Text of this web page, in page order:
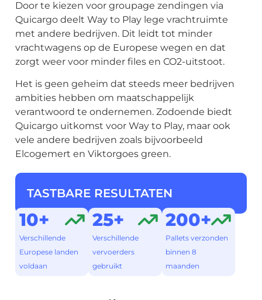
Door te kiezen voor groupage zendingen via
Quicargo deelt Way to Play lege vrachtruimte
met andere bedrijven. Dit leidt tot minder
vrachtwagens op de Europese wegen en dat
zorgt weer voor minder files en CO2-uitstoot.
Het is geen geheim dat steeds meer bedrijven
ambities hebben om maatschappelijk
verantwoord te ondernemen. Zodoende biedt
Quicargo uitkomst voor Way to Play, maar ook
vele andere bedrijven zoals bijvoorbeeld
Elcogemert en Viktorgoes green.
TASTBARE RESULTATEN
10+
Verschillende
Europese landen
voldaan
25+
Verschillende
vervoerders
gebruikt
200+
Pallets verzonden
binnen 8
maanden